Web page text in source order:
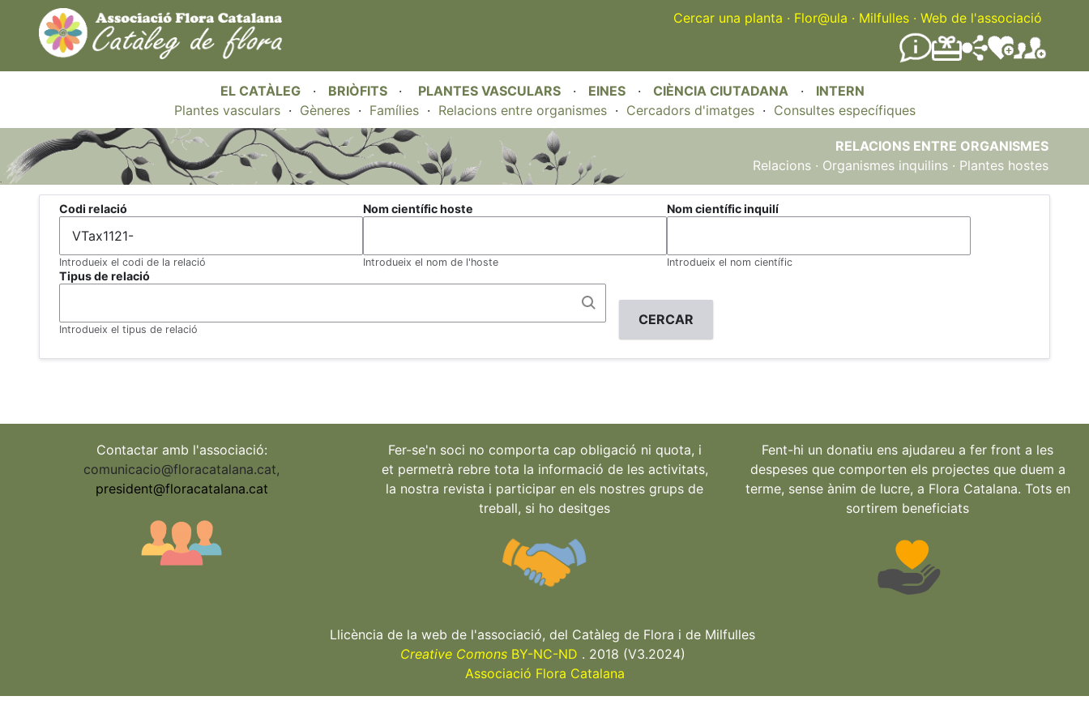
Cercar una planta · Flor@ula · Milfulles · Web de l'associació
EL CATÀLEG · BRIÒFITS · PLANTES VASCULARS · EINES · CIÈNCIA CIUTADANA · INTERN
Plantes vasculars· Gèneres· Famílies· Relacions entre organismes· Cercadors d'imatges· Consultes específiques
RELACIONS ENTRE ORGANISMES
Relacions · Organismes inquilins · Plantes hostes
Codi relació
Introdueix el codi de la relació
Nom científic hoste
Introdueix el nom de l'hoste
Nom científic inquilí
Introdueix el nom científic
Tipus de relació
Introdueix el tipus de relació
Contactar amb l'associació:
comunicacio@floracatalana.cat,
president@floracatalana.cat
Fer-se'n soci no comporta cap obligació ni quota, i
et permetrà rebre tota la informació de les activitats,
la nostra revista i participar en els nostres grups de
treball, si ho desitges
Fent-hi un donatiu ens ajudareu a fer front a les
despeses que comporten els projectes que duem a
terme, sense ànim de lucre, a Flora Catalana. Tots en
sortirem beneficiats
Llicència de la web de l'associació, del Catàleg de Flora i de Milfulles
Creative ComonsBY-NC-ND . 2018 (V3.2024)
Associació Flora Catalana